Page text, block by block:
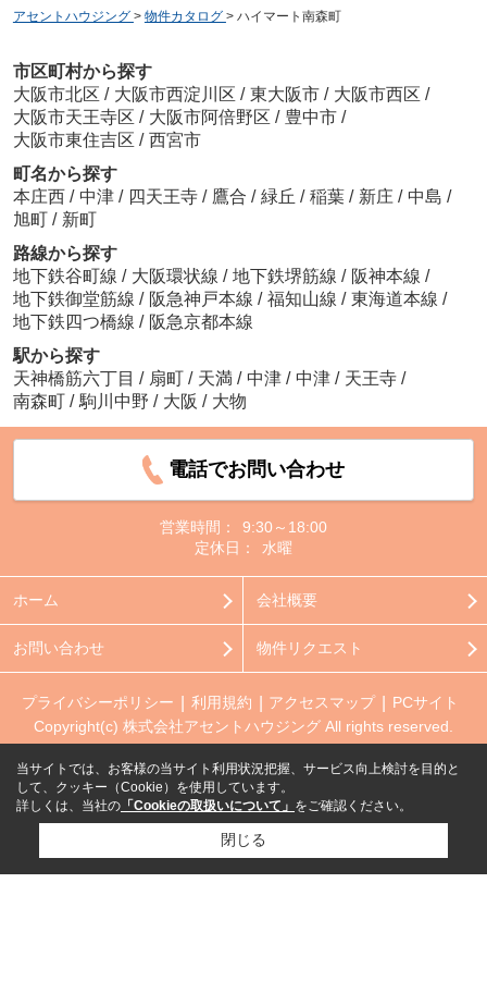
アセントハウジング > 物件カタログ > ハイマート南森町
市区町村から探す
大阪市北区 / 大阪市西淀川区 / 東大阪市 / 大阪市西区 /
大阪市天王寺区 / 大阪市阿倍野区 / 豊中市 /
大阪市東住吉区 / 西宮市
町名から探す
本庄西 / 中津 / 四天王寺 / 鷹合 / 緑丘 / 稲葉 / 新庄 / 中島 /
旭町 / 新町
路線から探す
地下鉄谷町線 / 大阪環状線 / 地下鉄堺筋線 / 阪神本線 /
地下鉄御堂筋線 / 阪急神戸本線 / 福知山線 / 東海道本線 /
地下鉄四つ橋線 / 阪急京都本線
駅から探す
天神橋筋六丁目 / 扇町 / 天満 / 中津 / 中津 / 天王寺 /
南森町 / 駒川中野 / 大阪 / 大物
電話でお問い合わせ
営業時間：
9:30～18:00
定休日：
水曜
ホーム 会社概要
お問い合わせ 物件リクエスト
プライバシーポリシー 利用規約 アクセスマップ
PCサイト
Copyright(c) 株式会社アセントハウジング All rights reserved.
当サイトでは、お客様の当サイト利用状況把握、サービス向上検討を目的と
して、クッキー（Cookie）を使用しています。
詳しくは、当社の 「Cookieの取扱いについて」 をご確認ください。
閉じる